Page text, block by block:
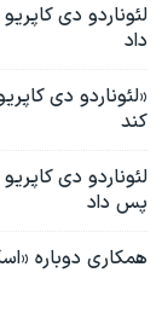
لئوناردو دی
داد
«لئوناردو دی
کند
لئوناردو دی
پس داد
همکاری دوباره